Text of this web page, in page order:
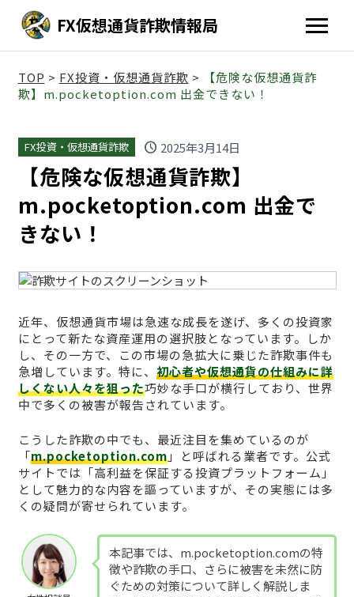
FX仮想通貨詐欺情報局
TOP > FX投資・仮想通貨詐欺 >
【危険な仮想通貨詐
欺】m.pocketoption.com 出金できない！
FX投資・仮想通貨詐欺 schedule 2025年3月14日
【危険な仮想通貨詐欺】
m.pocketoption.com 出金で
きない！
近年、仮想通貨市場は急速な成長を遂げ、多くの投資家
にとって新たな資産運用の選択肢となっています。しか
し、その一方で、この市場の急拡大に乗じた詐欺事件も
急増しています。特に、 初心者や仮想通貨の仕組みに詳
しくない人々を狙った巧妙な手口が横行しており、世界
中で多くの被害が報告されています。
こうした詐欺の中でも、最近注目を集めているのが
「m.pocketoption.com」と呼ばれる業者です。公式
サイトでは「高利益を保証する投資プラットフォーム」
として魅力的な内容を謳っていますが、その実態には多
くの疑問が寄せられています。
本記事では、m.pocketoption.comの特
徴や詐欺の手口、さらに被害を未然に防
ぐための対策について詳しく解説しま